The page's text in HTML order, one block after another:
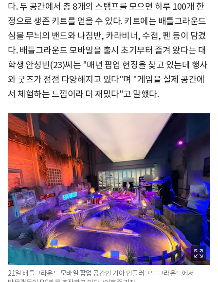
다. 두 공간에서 총 8개의 스탬프를 모으면 하루 100개 한
정으로 생존 키트를 얻을 수 있다. 키트에는 배틀그라운드
심볼 무늬의 밴드와 나침반, 카라비너, 수첩, 펜 등이 담겼
다. 배틀그라운드 모바일을 출시 초기부터 즐겨 왔다는 대
학생 안성빈(23)씨는 "매년 팝업 현장을 찾고 있는데 행사
와 굿즈가 점점 다양해지고 있다"며 "게임을 실제 공간에
서 체험하는 느낌이라 더 재밌다"고 말했다.
21일 배틀그라운드 모바일 팝업 공간인 기아 언플러그드 그라운드에서